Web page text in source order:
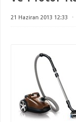
21 Haziran 2013 12:33 ⋅